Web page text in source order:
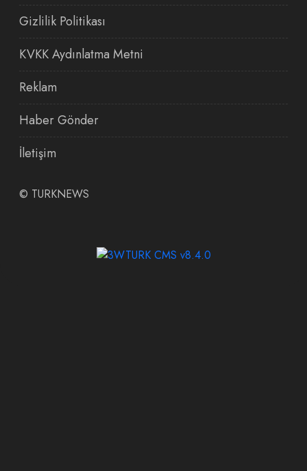
Gizlilik Politikası
KVKK Aydınlatma Metni
Reklam
Haber Gönder
İletişim
© TURKNEWS